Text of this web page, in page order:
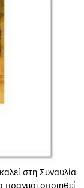
στη Συναυλία